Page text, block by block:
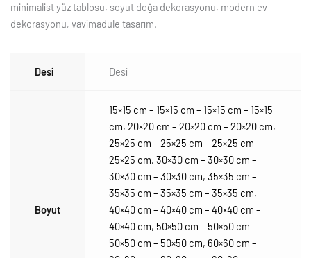
minimalist yüz tablosu, soyut doğa dekorasyonu, modern ev
dekorasyonu, vavimadule tasarım.
Desi Desi
Boyut
15×15 cm – 15×15 cm – 15×15 cm – 15×15
cm, 20×20 cm – 20×20 cm – 20×20 cm,
25×25 cm – 25×25 cm – 25×25 cm –
25×25 cm, 30×30 cm – 30×30 cm –
30×30 cm – 30×30 cm, 35×35 cm –
35×35 cm – 35×35 cm – 35×35 cm,
40×40 cm – 40×40 cm – 40×40 cm –
40×40 cm, 50×50 cm – 50×50 cm –
50×50 cm – 50×50 cm, 60×60 cm –